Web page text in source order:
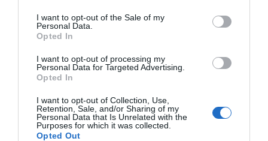
I want to opt-out of the Sale of my
Personal Data.
Opted In
I want to opt-out of processing my
Personal Data for Targeted Advertising.
Opted In
I want to opt-out of Collection, Use,
Retention, Sale, and/or Sharing of my
Personal Data that Is Unrelated with the
Purposes for which it was collected.
Opted Out
TRANSFERÊNCIAS - ÉPOCA 2026/27
CAMPEÕES, SUBIDAS E DESCIDAS